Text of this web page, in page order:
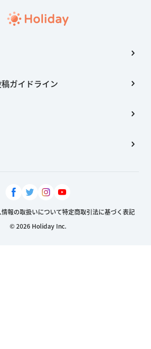
ガイドライン
報の取扱いについて特定商取引法に基づく表記
© 2026 Holiday Inc.